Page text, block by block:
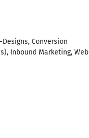
Conversion
Inbound Marketing, Web